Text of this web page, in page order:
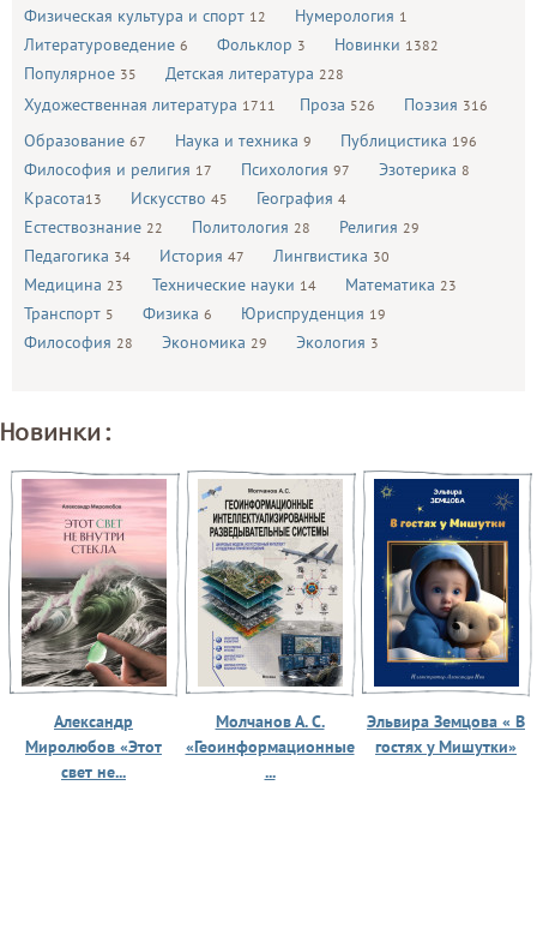
Физическая культура и спорт 12 Нумерология 1
Литературоведение 6 Фольклор 3 Новинки 1382
Популярное 35 Детская литература 228
Художественная литература 1711 Проза 526 Поэзия 316
Образование 67 Наука и техника 9 Публицистика 196
Философия и религия 17 Психология 97 Эзотерика 8
Красота13 Искусство 45 География 4
Естествознание 22 Политология 28 Религия 29
Педагогика 34 История 47 Лингвистика 30
Медицина 23 Технические науки 14 Математика 23
Транспорт 5 Физика 6 Юриспруденция 19
Философия 28 Экономика 29 Экология 3
Новинки:
Александр
Миролюбов «Этот
свет не...
Молчанов А. С.
«Геоинформационные
...
Эльвира Земцова « В
гостях у Мишутки»